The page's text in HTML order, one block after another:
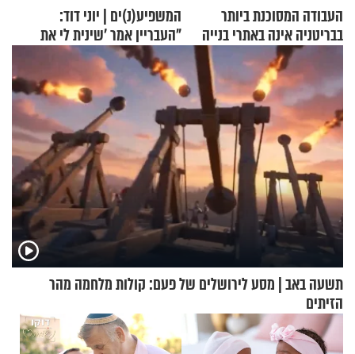
העבודה המסוכנת ביותר
בבריטניה אינה באתרי בנייה
אלא דווקא בשדות
המשפיע(נ)ים | יוני דוד:
"העבריין אמר 'שינית לי את
החיים מהקצה אל הקצה'"
תשעה באב | מסע לירושלים של פעם: קולות מלחמה מהר
הזיתים